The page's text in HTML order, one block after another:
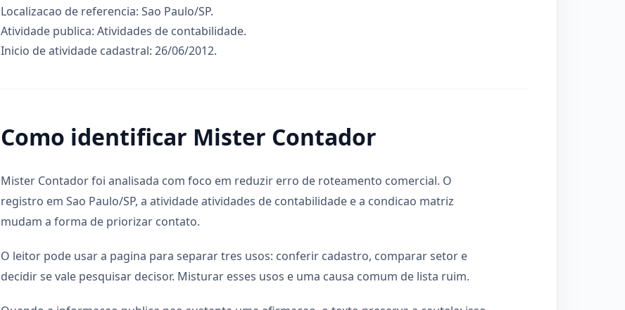
Localizacao de referencia: Sao Paulo/SP.
Atividade publica: Atividades de contabilidade.
Inicio de atividade cadastral: 26/06/2012.
Como identificar Mister Contador
Mister Contador foi analisada com foco em reduzir erro de roteamento comercial. O
registro em Sao Paulo/SP, a atividade atividades de contabilidade e a condicao matriz
mudam a forma de priorizar contato.
O leitor pode usar a pagina para separar tres usos: conferir cadastro, comparar setor e
decidir se vale pesquisar decisor. Misturar esses usos e uma causa comum de lista ruim.